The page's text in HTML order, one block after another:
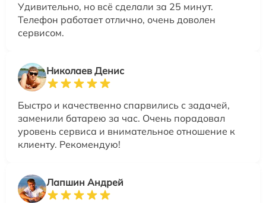
Удивительно, но всё сделали за 25 минут.
Телефон работает отлично, очень доволен
сервисом.
Николаев Денис
Быстро и качественно спарвились с задачей,
заменили батарею за час. Очень порадовал
уровень сервиса и внимательное отношение к
клиенту. Рекомендую!
Лапшин Андрей